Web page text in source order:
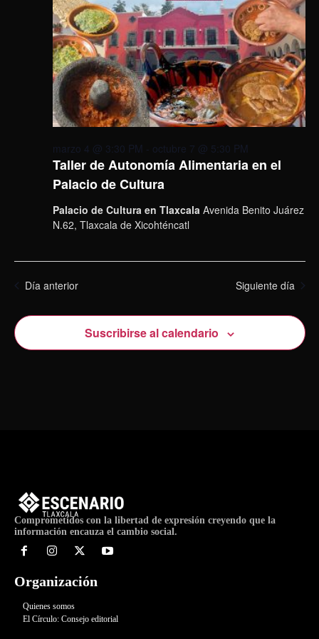
Taller de Autonomía Alimentaria en el
Palacio de Cultura
marzo 4 @ 3:30 PM - octubre 7 @ 5:30 PM
Palacio de Cultura en Tlaxcala Avenida Benito Juárez
N.62, Tlaxcala de Xicohténcatl
Día anterior Siguiente día
Suscribirse al calendario
Comprometidos con la libertad de expresión creyendo que la
información encauza el cambio social.
Organización
Quienes somos
El Círculo: Consejo editorial